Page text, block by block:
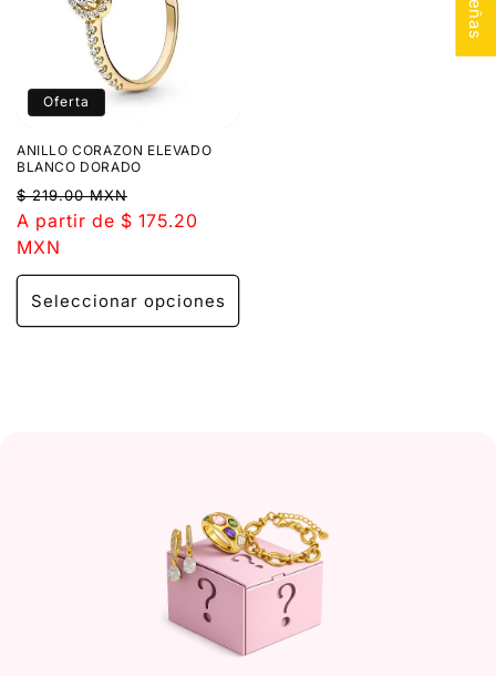
Oferta
ANILLO CORAZON ELEVADO
BLANCO DORADO
Precio
habitual
$ 219.00 MXN
de
A partir de $ 175.20
MXN
Seleccionar opciones